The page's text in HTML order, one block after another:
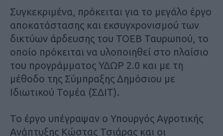
Συγκεκριμένα, πρόκειται για το μεγάλο έργο
αποκατάστασης και εκσυγχρονισμού των
δικτύων άρδευσης του ΤΟΕΒ Ταυρωπού, το
οποίο πρόκειται να υλοποιηθεί στο πλαίσιο
του προγράμματος ΥΔΩΡ 2.0 και με τη
μέθοδο της Σύμπραξης Δημόσιου με
Ιδιωτικού Τομέα (ΣΔΙΤ).
Το έργο υπέγραψαν ο Υπουργός Αγροτικής
Ανάπτυξης Κώστας Τσιάρας και οι